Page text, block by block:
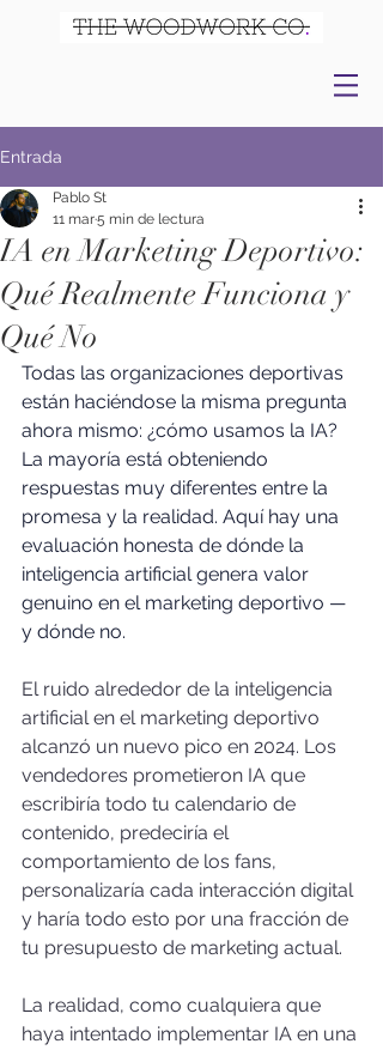
Entrada
IA en Marketing Deportivo:
Qué Realmente Funciona y
Qué No
Pablo St
11 mar5 min de lectura
Todas las organizaciones deportivas
están haciéndose la misma pregunta
ahora mismo: ¿cómo usamos la IA?
La mayoría está obteniendo
respuestas muy diferentes entre la
promesa y la realidad. Aquí hay una
evaluación honesta de dónde la
inteligencia artificial genera valor
genuino en el marketing deportivo —
y dónde no.
El ruido alrededor de la inteligencia
artificial en el marketing deportivo
alcanzó un nuevo pico en 2024. Los
vendedores prometieron IA que
escribiría todo tu calendario de
contenido, predeciría el
comportamiento de los fans,
personalizaría cada interacción digital
y haría todo esto por una fracción de
tu presupuesto de marketing actual.
La realidad, como cualquiera que
haya intentado implementar IA en una